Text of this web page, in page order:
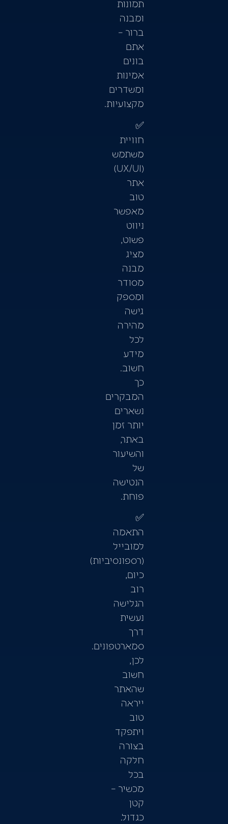
תמונות
ומבנה
ברור –
אתם
בונים
אמינות
ומשדרים
מקצועיות.
✅
חוויית
משתמש
(UX/UI)
אתר
טוב
מאפשר
ניווט
פשוט,
מציג
מבנה
מסודר
ומספק
גישה
מהירה
לכל
מידע
חשוב.
כך
המבקרים
נשארים
יותר זמן
באתר,
והשיעור
של
הנטישה
פוחת.
✅
התאמה
למובייל
(רספונסיביות)
כיום,
רוב
הגלישה
נעשית
דרך
סמארטפונים.
לכן,
חשוב
שהאתר
ייראה
טוב
ויתפקד
בצורה
חלקה
בכל
מכשיר –
קטן
כגדול.